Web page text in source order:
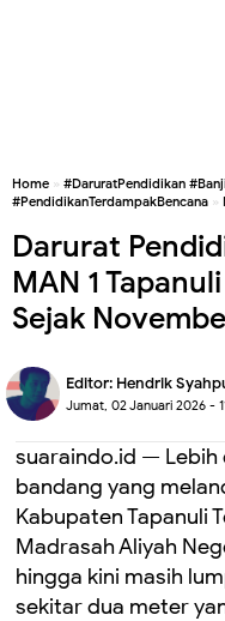
Home » #DaruratPendidikan
#PendidikanTerdampakBencana »
Darurat
MAN 1
Sejak
Editor: Hendrik
Jumat, 02 Januari 2026 -
suaraindo.id — Lebih
bandang yang
Kabupaten Tapanuli
Madrasah Aliyah
hingga kini masih
sekitar dua meter